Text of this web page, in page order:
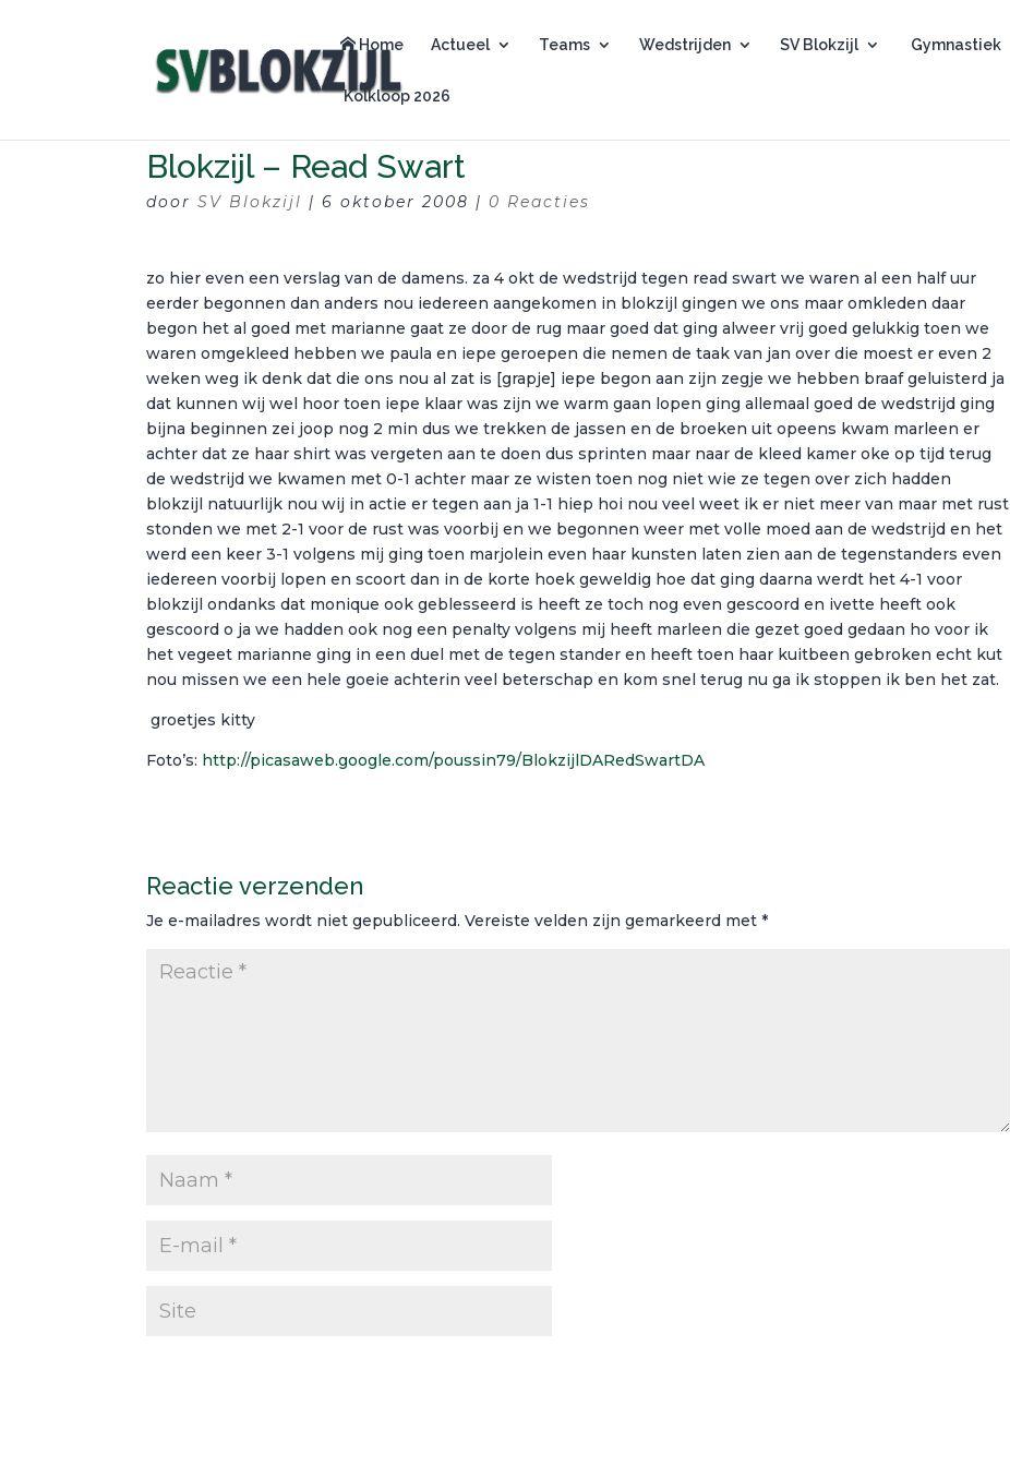
Home Actueel Teams Wedstrijden SV Blokzijl Gymnastiek
Kolkloop 2026
Blokzijl – Read Swart
doorSV Blokzijl |6 oktober 2008 | 0 Reacties
zo hier even een verslag van de damens. za 4 okt de wedstrijd tegen read swart we waren al een half uur
eerder begonnen dan anders nou iedereen aangekomen in blokzijl gingen we ons maar omkleden daar
begon het al goed met marianne gaat ze door de rug maar goed dat ging alweer vrij goed gelukkig toen we
waren omgekleed hebben we paula en iepe geroepen die nemen de taak van jan over die moest er even 2
weken weg ik denk dat die ons nou al zat is [grapje] iepe begon aan zijn zegje we hebben braaf geluisterd ja
dat kunnen wij wel hoor toen iepe klaar was zijn we warm gaan lopen ging allemaal goed de wedstrijd ging
bijna beginnen zei joop nog 2 min dus we trekken de jassen en de broeken uit opeens kwam marleen er
achter dat ze haar shirt was vergeten aan te doen dus sprinten maar naar de kleed kamer oke op tijd terug
de wedstrijd we kwamen met 0-1 achter maar ze wisten toen nog niet wie ze tegen over zich hadden
blokzijl natuurlijk nou wij in actie er tegen aan ja 1-1 hiep hoi nou veel weet ik er niet meer van maar met rust
stonden we met 2-1 voor de rust was voorbij en we begonnen weer met volle moed aan de wedstrijd en het
werd een keer 3-1 volgens mij ging toen marjolein even haar kunsten laten zien aan de tegenstanders even
iedereen voorbij lopen en scoort dan in de korte hoek geweldig hoe dat ging daarna werdt het 4-1 voor
blokzijl ondanks dat monique ook geblesseerd is heeft ze toch nog even gescoord en ivette heeft ook
gescoord o ja we hadden ook nog een penalty volgens mij heeft marleen die gezet goed gedaan ho voor ik
het vegeet marianne ging in een duel met de tegen stander en heeft toen haar kuitbeen gebroken echt kut
nou missen we een hele goeie achterin veel beterschap en kom snel terug nu ga ik stoppen ik ben het zat.
groetjes kitty
Foto’s: http://picasaweb.google.com/poussin79/BlokzijlDARedSwartDA
Reactie verzenden
Je e-mailadres wordt niet gepubliceerd. Vereiste velden zijn gemarkeerd met*